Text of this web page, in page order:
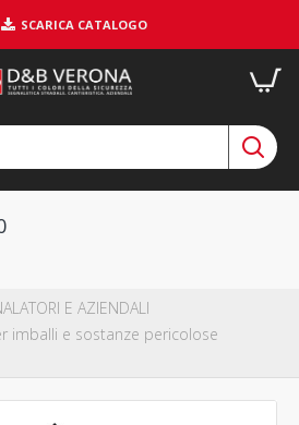
SCARICA CATALOGO
E AZIENDALI
imballi e sostanze pericolose